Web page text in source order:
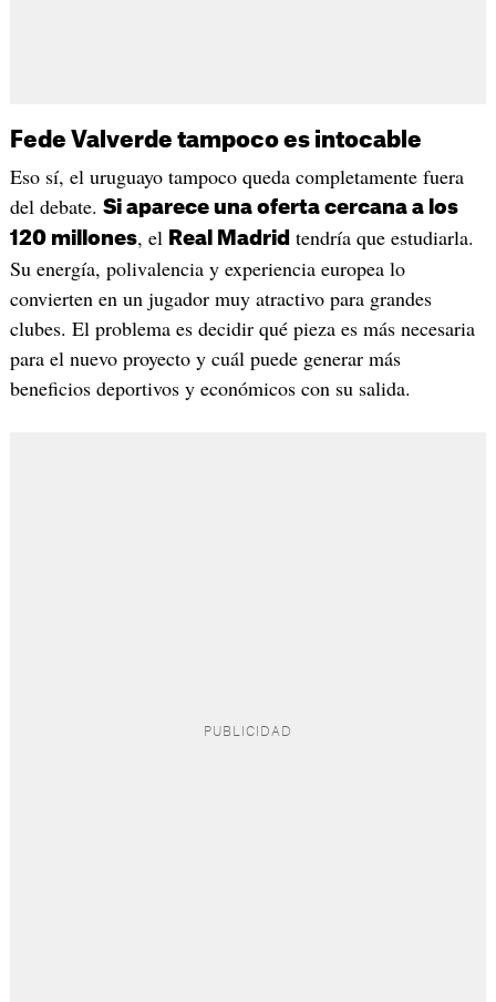
Fede Valverde tampoco es intocable
Eso sí, el uruguayo tampoco queda completamente fuera
del debate. Si aparece una oferta cercana a los
120 millones, el Real Madrid tendría que estudiarla.
Su energía, polivalencia y experiencia europea lo
convierten en un jugador muy atractivo para grandes
clubes. El problema es decidir qué pieza es más necesaria
para el nuevo proyecto y cuál puede generar más
beneficios deportivos y económicos con su salida.